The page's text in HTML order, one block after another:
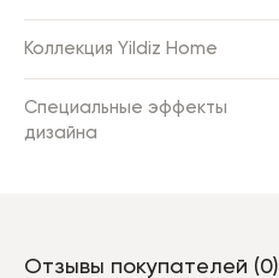
Коллекция Yildiz Home
Специальные эффекты
дизайна
Отзывы покупателей (0)